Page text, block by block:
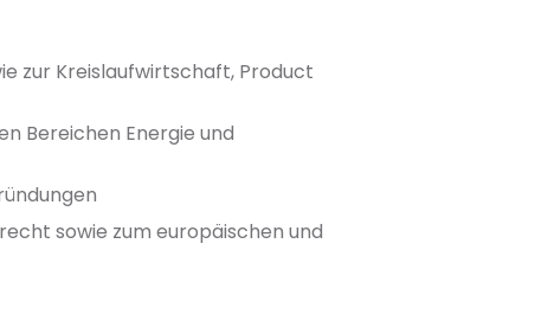
zur Kreislaufwirtschaft, Product
Bereichen Energie und
sowie zum europäischen und